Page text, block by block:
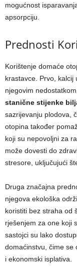
mogućnost
apsorpciju.
Prednosti
Korištenje domaće
krastavce. Prvo, kalcij
njegovim
stanične stijenke
sazrijevanju plodova,
otopina također
koji su nepovoljni za
može dovesti do
stresore, uključujući
Druga značajna
njegova ekološka
koristiti bez straha od
rješenjem za one koji
sastojci su lako
domaćinstvu, čime se
i ekonomski isplativa.